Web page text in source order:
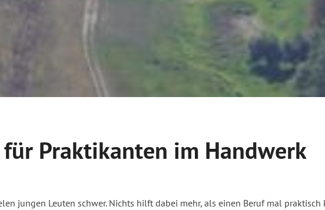
Praktikanten im Handwerk
jungen Leuten schwer. Nichts hilft dabei mehr, als einen Beruf mal praktisch